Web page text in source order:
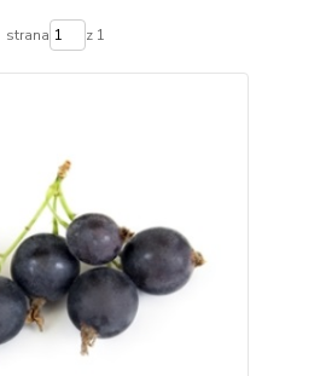
strana z 1